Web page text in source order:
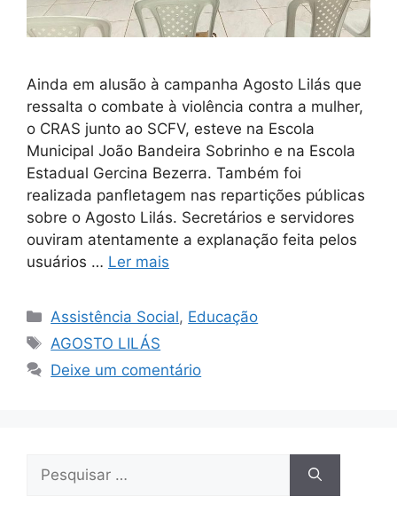
Ainda em alusão à campanha Agosto Lilás que
ressalta o combate à violência contra a mulher,
o CRAS junto ao SCFV, esteve na Escola
Municipal João Bandeira Sobrinho e na Escola
Estadual Gercina Bezerra. Também foi
realizada panfletagem nas repartições públicas
sobre o Agosto Lilás. Secretários e servidores
ouviram atentamente a explanação feita pelos
usuários … Ler mais
Assistência Social, Educação
AGOSTO LILÁS
Deixe um comentário